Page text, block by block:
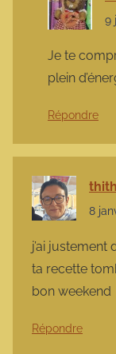
9
Je te
plein
Répondre
8
j’ai justement
ta recette
bon weekend
Répondre